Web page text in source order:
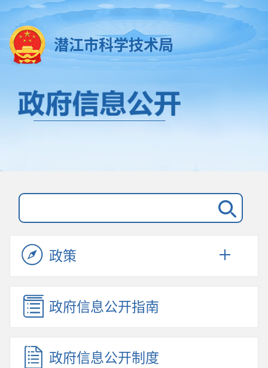
潜江市科学技术局
政策
政府信息公开指南
政府信息公开制度